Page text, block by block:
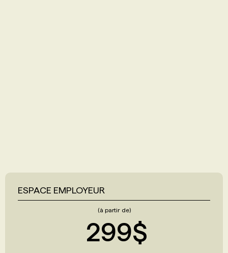
ESPACE EMPLOYEUR
(à partir de)
299$